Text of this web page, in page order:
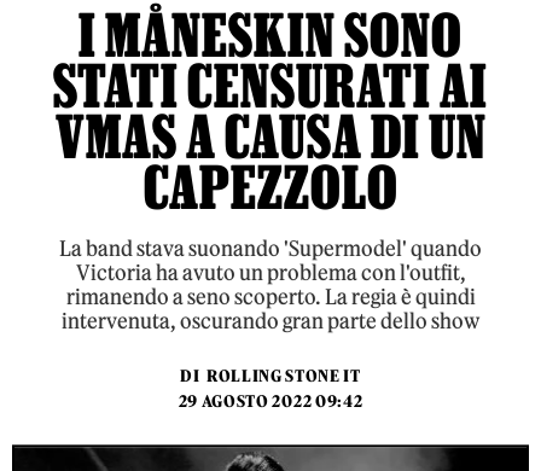
I MÅNESKIN SONO
STATI CENSURATI AI
VMAS A CAUSA DI UN
CAPEZZOLO
La band stava suonando 'Supermodel' quando
Victoria ha avuto un problema con l'outfit,
rimanendo a seno scoperto. La regia è quindi
intervenuta, oscurando gran parte dello show
DI ROLLING STONE IT
29 AGOSTO 2022 09:42